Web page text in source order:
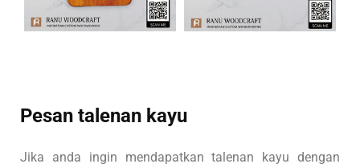
Pesan talenan kayu
Jika anda ingin mendapatkan talenan kayu dengan